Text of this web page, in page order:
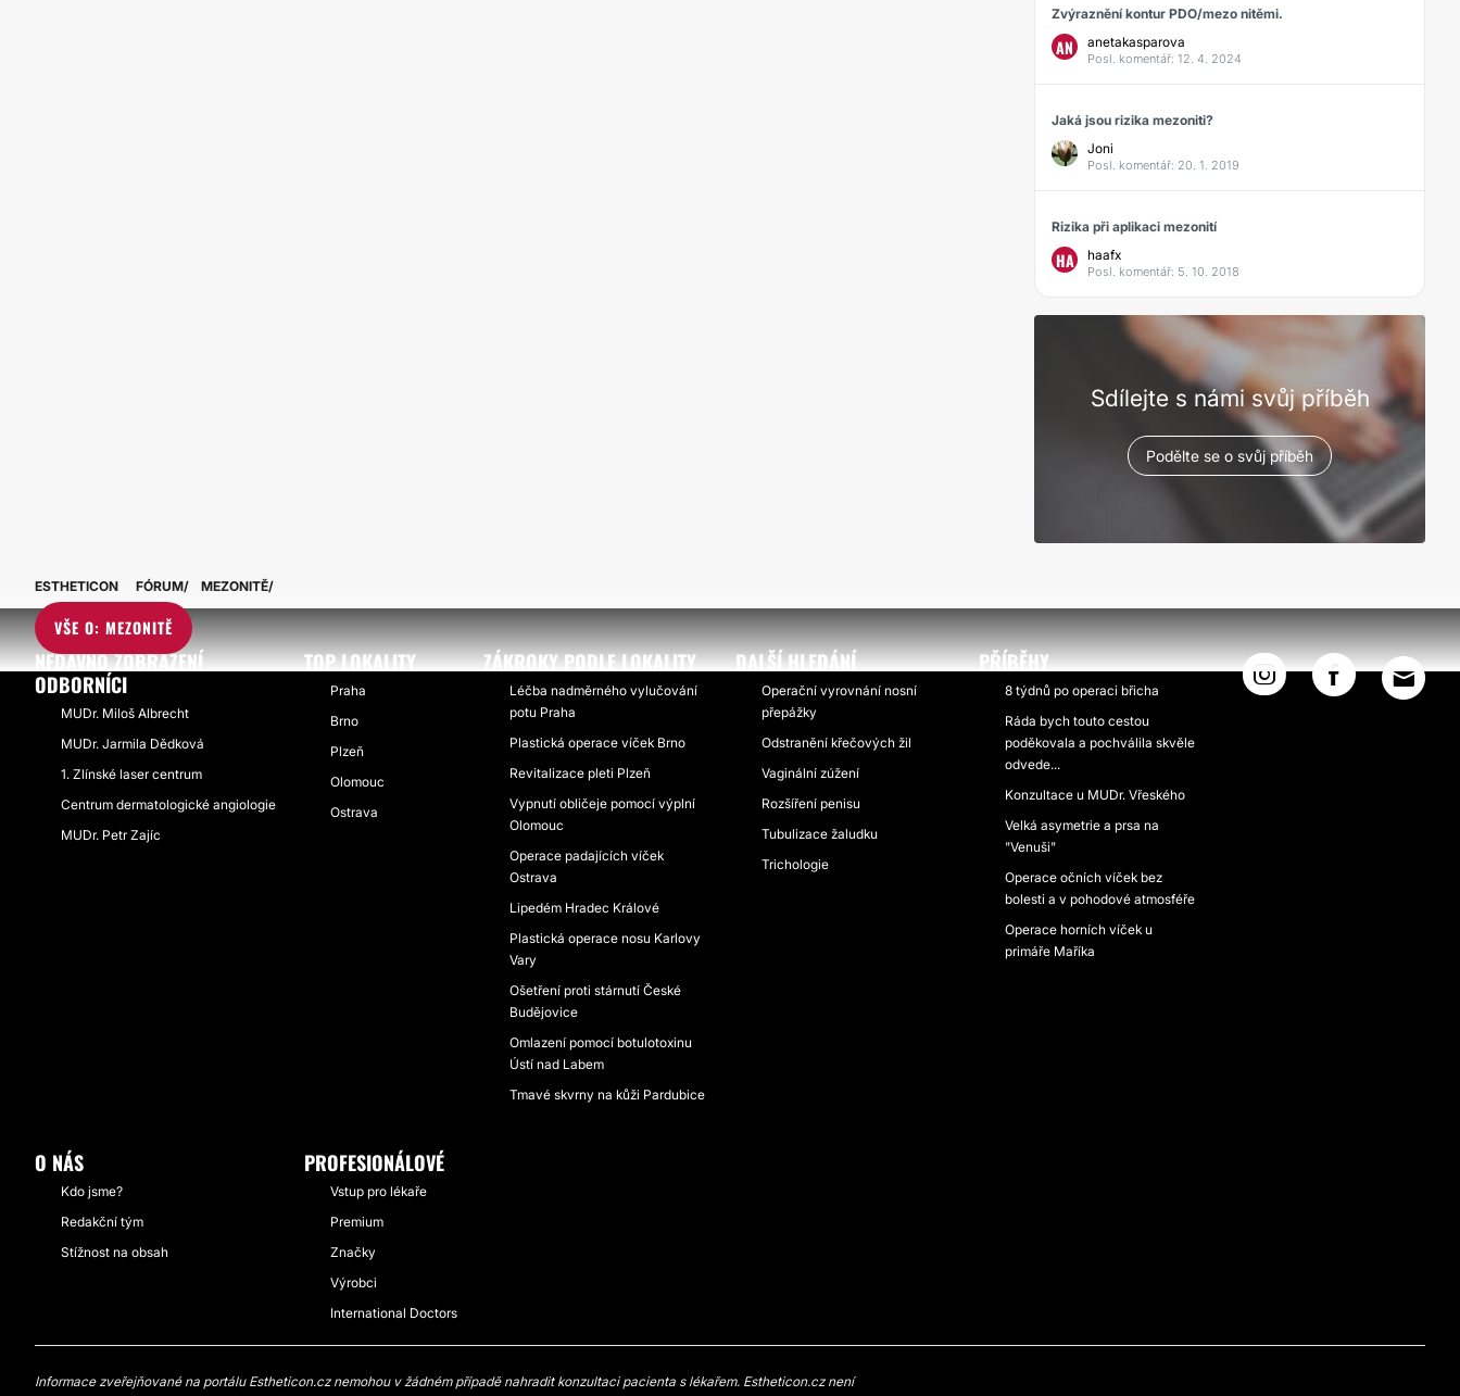
Zvýraznění kontur PDO/mezo nitěmi.
AN anetakasparova
Posl. komentář: 12. 4. 2024
Jaká jsou rizika mezoniti?
Joni
Posl. komentář: 20. 1. 2019
Rizika při aplikaci mezonití
HA haafx
Posl. komentář: 5. 10. 2018
Sdílejte s námi svůj příběh
Podělte se o svůj příběh
VŠE O: MEZONITĚ
ESTHETICON FÓRUM MEZONITĚ
NEDÁVNO ZOBRAZENÍ
ODBORNÍCI
MUDr. Miloš Albrecht
MUDr. Jarmila Dědková
1. Zlínské laser centrum
Centrum dermatologické angiologie
MUDr. Petr Zajíc
TOP LOKALITY
Praha
Brno
Plzeň
Olomouc
Ostrava
ZÁKROKY PODLE LOKALITY
Léčba nadměrného vylučování
potu Praha
Plastická operace víček Brno
Revitalizace pleti Plzeň
Vypnutí obličeje pomocí výplní
Olomouc
Operace padajících víček
Ostrava
Lipedém Hradec Králové
Plastická operace nosu Karlovy
Vary
Ošetření proti stárnutí České
Budějovice
Omlazení pomocí botulotoxinu
Ústí nad Labem
Tmavé skvrny na kůži Pardubice
DALŠÍ HLEDÁNÍ
Operační vyrovnání nosní
přepážky
Odstranění křečových žil
Vaginální zúžení
Rozšíření penisu
Tubulizace žaludku
Trichologie
PŘÍBĚHY
8 týdnů po operaci břicha
Ráda bych touto cestou
poděkovala a pochválila skvěle
odvede...
Konzultace u MUDr. Vřeského
Velká asymetrie a prsa na
"Venuši"
Operace očních víček bez
bolesti a v pohodové atmosféře
Operace horních víček u
primáře Maříka
O NÁS
Kdo jsme?
Redakční tým
Stížnost na obsah
PROFESIONÁLOVÉ
Vstup pro lékaře
Premium
Značky
Výrobci
International Doctors
Informace zveřejňované na portálu Estheticon.cz nemohou v žádném případě nahradit konzultaci pacienta s lékařem. Estheticon.cz není